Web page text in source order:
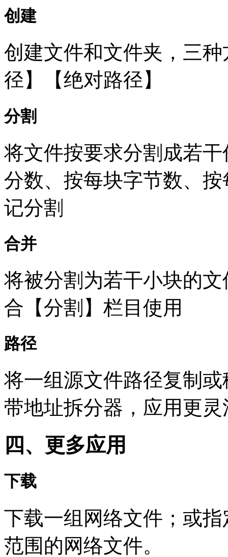
创建
创建文件和文件夹，三
径】【绝对路径】
分割
将文件按要求分割成若
分数、按每块字节数、
记分割
合并
将被分割为若干小块的
合【分割】栏目使用
路径
将一组源文件路径复制
带地址拆分器，应用更灵
四、更多应用
下载
下载一组网络文件；或
范围的网络文件。